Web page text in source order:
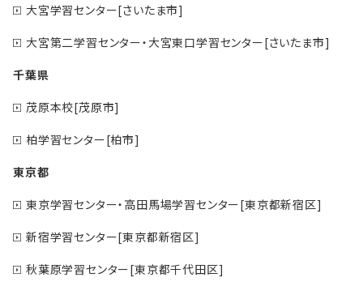
大宮学習センター[さいたま市]
大宮第二学習センター・大宮東口学習センター[さいたま市]
千葉県
茂原本校[茂原市]
柏学習センター[柏市]
東京都
東京学習センター・高田馬場学習センター[東京都新宿区]
新宿学習センター[東京都新宿区]
秋葉原学習センター[東京都千代田区]